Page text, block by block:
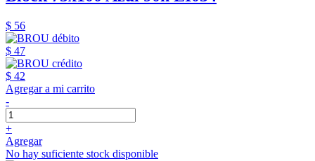
$ 56
$ 47
$ 42
Agregar a mi carrito
-
+
Agregar
No hay suficiente stock disponible